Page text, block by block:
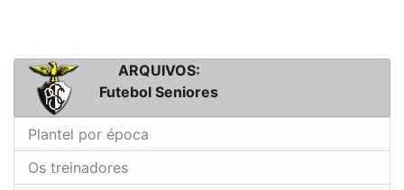
ARQUIVOS:
Futebol Seniores
Plantel por época
Os treinadores